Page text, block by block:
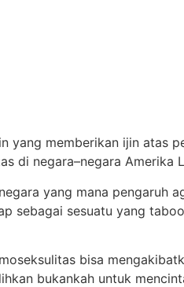
memberikan ijin atas
di negara–negara Amerika
yang mana pengaruh
sebagai sesuatu yang
bisa
bukankah untuk